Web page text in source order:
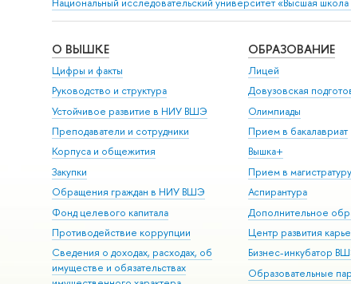
О ВЫШКЕ
Цифры и факты
Руководство и структура
Устойчивое развитие в НИУ ВШЭ
Преподаватели и сотрудники
Корпуса и общежития
Закупки
Обращения граждан в НИУ ВШЭ
Фонд целевого капитала
Противодействие коррупции
Сведения о доходах, расходах, об
имуществе и обязательствах
ОБРАЗОВАНИЕ
Лицей
Довузовская
Олимпиады
Прием в бакалавриат
Вышка+
Прием в магистратуру
Аспирантура
Дополнительное
Центр развития
Бизнес-инкубатор
Образовательные